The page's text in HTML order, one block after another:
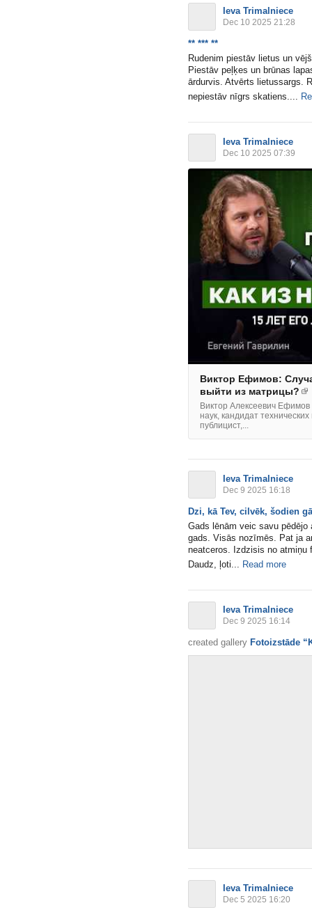
Ieva Trimalniece
Dec 10 2025 21:28
** *** **
Rudenim piestāv lietus un
Piestāv peļķes un brūnas
ārdurvis. Atvērts lietussargs.
nepiestāv nīgrs skatiens....
Ieva Trimalniece
Dec 10 2025 07:39
Виктор Ефимов:
выйти из матрицы?
Виктор Алексеевич
наук, кандидат
публицист,...
Ieva Trimalniece
Dec 9 2025 16:18
Dzi, kā Tev, cilvēk, šodien
Gads lēnām veic savu pēdējo
gads. Visās nozīmēs. Pat ja
neatceros. Izdzisis no atmiņu
Daudz, ļoti... Read more
Ieva Trimalniece
Dec 9 2025 16:14
created gallery Fotoizstāde
Ieva Trimalniece
Dec 5 2025 16:20